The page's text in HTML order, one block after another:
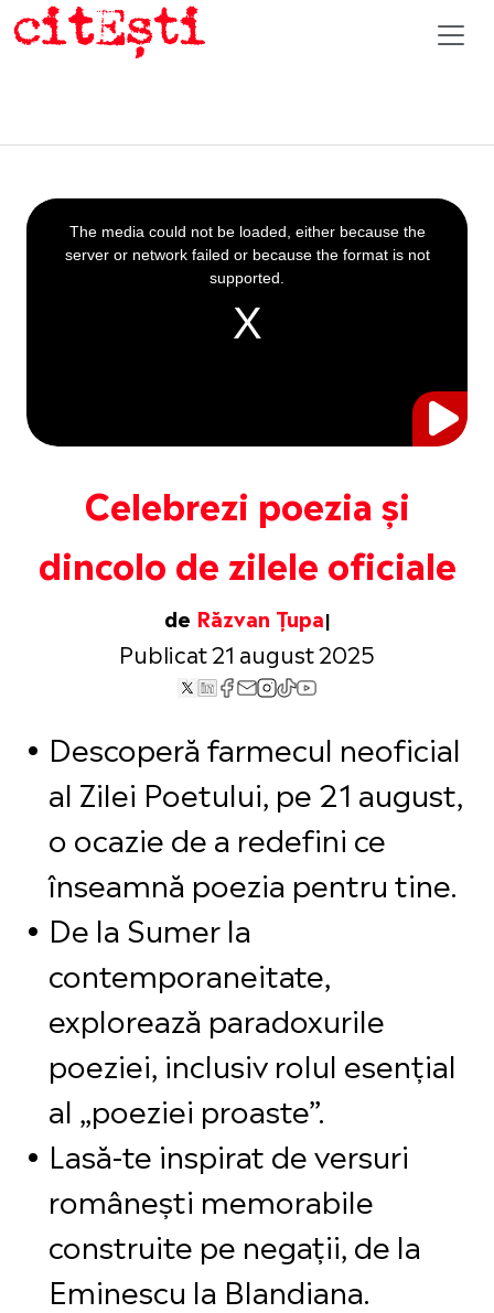
Celebrezi poezia și
dincolo de zilele oficiale
de Răzvan Țupa
Publicat 21 august 2025
This
is
a
The media could not be loaded, either because the
server or network failed or because the format is not
supported.
Descoperă farmecul neoficial
al Zilei Poetului, pe 21 august,
o ocazie de a redefini ce
înseamnă poezia pentru tine.
De la Sumer la
contemporaneitate,
explorează paradoxurile
poeziei, inclusiv rolul esențial
al „poeziei proaste”.
Lasă-te inspirat de versuri
românești memorabile
construite pe negații, de la
Eminescu la Blandiana.